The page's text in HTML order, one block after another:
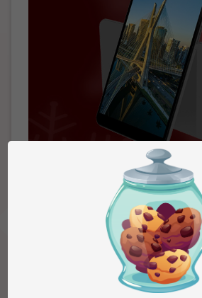
Pravidla soutěže:
1. Mít aktivní placený server v